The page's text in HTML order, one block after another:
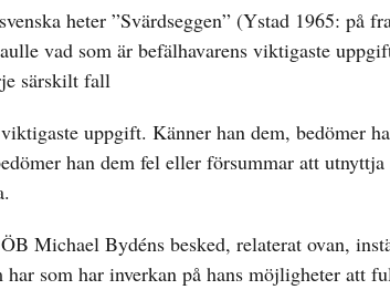
heter ”Svärdseggen” (Ystad 1965: på
vad som är befälhavarens viktigaste
särskilt fall
uppgift. Känner han dem, bedömer
han dem fel eller försummar att
Michael Bydéns besked, relaterat ovan,
har som har inverkan på hans möjligheter att